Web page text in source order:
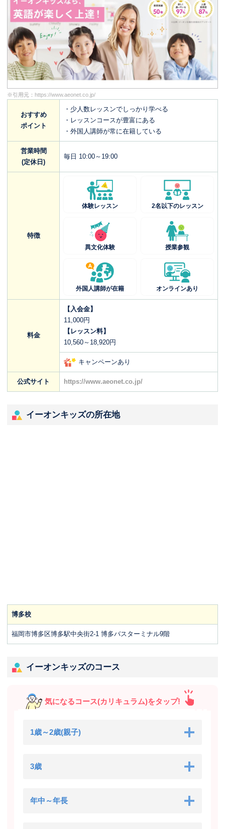
※引用元： https://www.aeonet.co.jp/
おすすめ
ポイント
・少人数レッスンでしっかり学べる
・レッスンコースが豊富にある
・外国人講師が常に在籍している
営業時間
(定休日)
毎日 10:00～19:00
特徴
体験レッスン 2名以下のレッスン
異文化体験 授業参観
外国人講師が在籍 オンラインあり
料金
【入会金】
11,000円
【レッスン料】
10,560～18,920円
キャンペーンあり
公式サイト https://www.aeonet.co.jp/
イーオンキッズの所在地
博多校
福岡市博多区博多駅中央街2-1 博多バスターミナル9階
イーオンキッズのコース
気になるコース(カリキュラム)をタップ!
1歳～2歳(親子)
3歳
年中～年長